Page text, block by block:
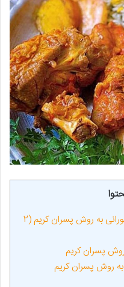
مواد لازم برای تهیه چلو ماهیچه رستورانی به روش پسران کریم (2
پسران کریم
روش پسران کریم